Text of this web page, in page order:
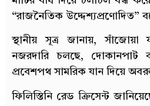
“রাজনৈতিক উদ্দেশ্যপ্রণোদিত”
স্থানীয় সূত্র জানায়, সাঁজোয়া
নজরদারি চলছে, দোকানপাট
প্রবেশপথ সামরিক যান দিয়ে
ফিলিস্তিনি রেড ক্রিসেন্ট